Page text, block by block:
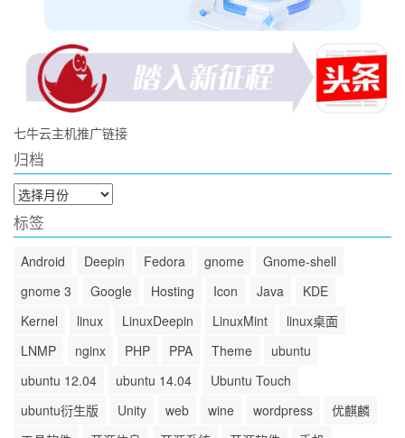
七牛云主机推广链接
归档
归
档
标签
Android Deepin Fedora gnome
Gnome-shell
gnome 3
Google Hosting Icon Java
KDE
Kernel
linux LinuxDeepin LinuxMint
linux桌面
LNMP
nginx PHP PPA Theme
ubuntu
ubuntu 12.04
ubuntu 14.04
Ubuntu Touch
ubuntu衍生版
Unity web wine wordpress
优麒麟